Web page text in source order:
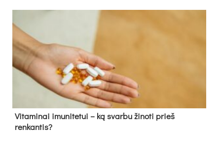
Vitaminai imunitetui – ką svarbu žinoti prieš
renkantis?